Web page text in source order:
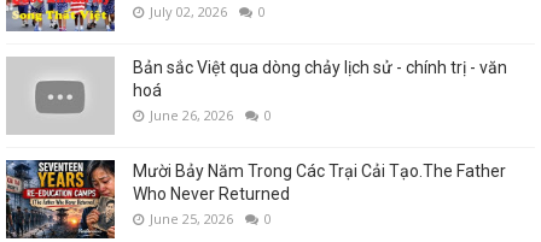
July 02, 2026 0
Bản sắc Việt qua dòng chảy lịch sử - chính trị - văn
hoá
June 26, 2026 0
Mười Bảy Năm Trong Các Trại Cải Tạo.The Father
Who Never Returned
June 25, 2026 0